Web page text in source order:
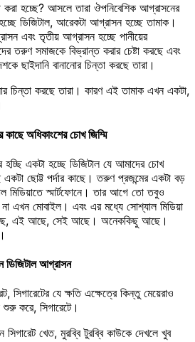
হচ্ছে? আসলে তারা ঔপনিবেশিক আগ্রাসনের
ডিজিটাল, আরেকটা আগ্রাসন হচ্ছে তামাক।
এবং তৃতীয় আগ্রাসন হচ্ছে পানীয়ের
তরুণ সমাজকে বিভ্রান্ত করার চেষ্টা করছে এবং
ছাইদানি বানানোর চিন্তা করছে তারা।
চিন্তা করছে তারা। কারণ এই তামাক এখন একটা,
কাছে অধিকাংশের চোখ জিম্মি
একটা হচ্ছে ডিজিটাল যে আমাদের চোখ
একটা ছোট্ট পর্দার কাছে। তরুণ প্রজন্মের একটা বড়
মিডিয়াতে স্মার্টফোনে। তার আগে তো তবুও
এখন মোবাইল। এবং এর মধ্যে সোশ্যাল মিডিয়া
এই আছে, সেই আছে। অনেককিছু আছে।
ডিজিটাল আগ্রাসন
সিগারেটের যে ক্ষতি এক্ষেত্রে কিন্তু মেয়েরাও
করে, সিগারেটে।
খেত, মুরব্বি টুরব্বি কাউকে দেখলে খুব